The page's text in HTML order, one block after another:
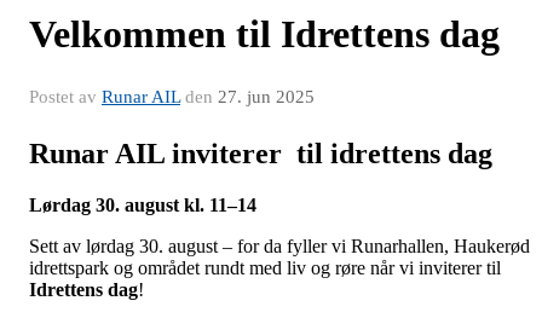
Velkommen til Idrettens dag
Postet av Runar AILden 27. jun 2025
Runar AIL inviterer til idrettens dag
Lørdag 30. august kl. 11–14
Sett av lørdag 30. august – for da fyller vi Runarhallen, Haukerød
idrettspark og området rundt med liv og røre når vi inviterer til
Idrettens dag!